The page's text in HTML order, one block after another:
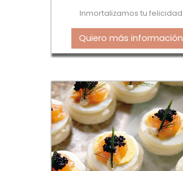
Inmortalizamos tu felicidad
Quiero más información